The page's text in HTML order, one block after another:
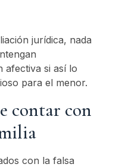
jurídica, nada
afectiva si así lo
para el menor.
contar con
con la falsa